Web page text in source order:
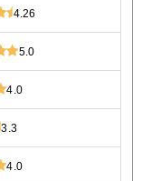
4.26
5.0
4.0
3.3
4.0